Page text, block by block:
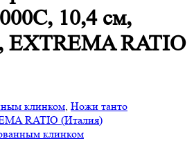
10,4 см,
EXTREMA RATIO
клинком Ножи танто
RATIO (Италия)
клинком